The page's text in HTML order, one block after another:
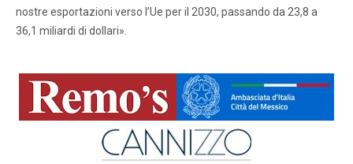
nostre esportazioni verso l’Ue per il 2030, passando da 23,8 a
36,1 miliardi di dollari».